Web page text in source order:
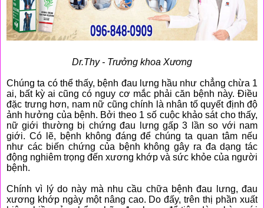
Dr.Thy - Trưởng khoa Xương
Chúng ta có thể thấy, bệnh đau lưng hầu như chẳng chừa 1
ai, bất kỳ ai cũng có nguy cơ mắc phải căn bệnh này. Điều
đặc trưng hơn, nam nữ cũng chính là nhân tố quyết định độ
ảnh hưởng của bệnh. Bởi theo 1 số cuộc khảo sát cho thấy,
nữ giới thường bị chứng đau lưng gấp 3 lần so với nam
giới. Có lẽ, bệnh không đáng để chúng ta quan tâm nếu
như các biến chứng của bệnh không gây ra đa dạng tác
động nghiêm trọng đến xương khớp và sức khỏe của người
bệnh.
Chính vì lý do này mà nhu cầu chữa bệnh đau lưng, đau
xương khớp ngày một nâng cao. Do đấy, trên thị phần xuất